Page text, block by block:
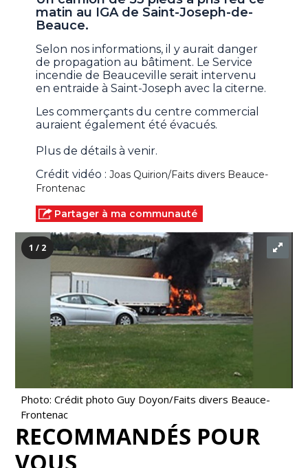
matin au IGA de Saint-Joseph-de-
Beauce.
Selon nos informations, il y aurait danger
de propagation au bâtiment. Le Service
incendie de Beauceville serait intervenu
en entraide à Saint-Joseph avec la citerne.
Les commerçants du centre commercial
auraient également été évacués.
Plus de détails à venir.
Crédit vidéo :Joas Quirion/Faits divers Beauce-
Frontenac
Partager à ma communauté
1 / 2
Photo: Crédit photo Guy Doyon/Faits divers Beauce-
Frontenac
RECOMMANDÉS POUR